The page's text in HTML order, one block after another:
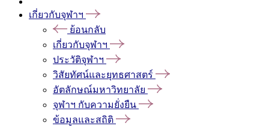
เกี่ยวกับจุฬาฯ
ย้อนกลับ
เกี่ยวกับจุฬาฯ
ประวัติจุฬาฯ
วิสัยทัศน์และยุทธศาสตร์
อัตลักษณ์มหาวิทยาลัย
จุฬาฯ กับความยั่งยืน
ข้อมูลและสถิติ